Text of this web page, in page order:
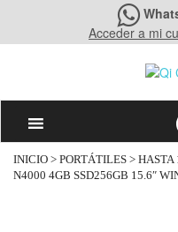
Acceder a mi
INICIO > PORTÁTILES > HASTA
N4000 4GB SSD256GB 15.6″